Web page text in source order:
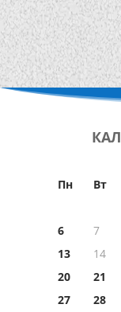
Пн Вт
6
7
13
14
20
21
27
28